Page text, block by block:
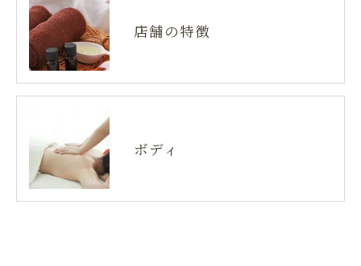
店舗の特徴
ボディ